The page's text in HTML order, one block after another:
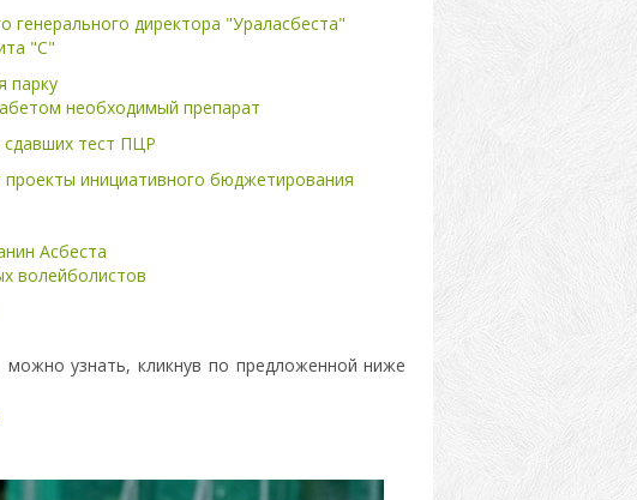
генерального директора "Ураласбеста"
"С"
парку
необходимый препарат
тест ПЦР
проекты инициативного бюджетирования
Асбеста
волейболистов
узнать, кликнув по предложенной ниже